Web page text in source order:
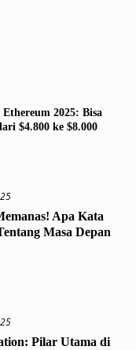
2025: Bisa
$4.800 ke $8.000
Apa Kata
Masa Depan
Pilar Utama di